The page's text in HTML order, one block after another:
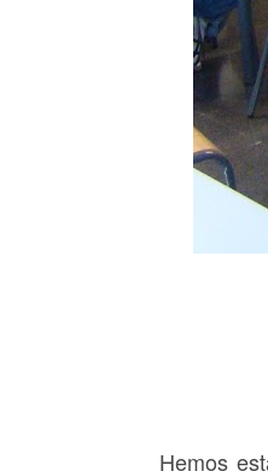
Hemos